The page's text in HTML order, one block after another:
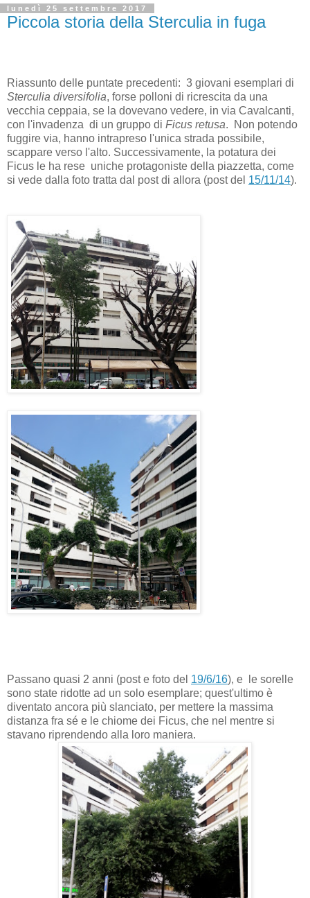
lunedì 25 settembre 2017
Piccola storia della Sterculia in fuga
Riassunto delle puntate precedenti: 3 giovani esemplari di
Sterculia diversifolia, forse polloni di ricrescita da una
vecchia ceppaia, se la dovevano vedere, in via Cavalcanti,
con l'invadenza di un gruppo di Ficus retusa. Non potendo
fuggire via, hanno intrapreso l'unica strada possibile,
scappare verso l'alto. Successivamente, la potatura dei
Ficus le ha rese uniche protagoniste della piazzetta, come
si vede dalla foto tratta dal post di allora (post del 15/11/14).
Passano quasi 2 anni (post e foto del 19/6/16), e le sorelle
sono state ridotte ad un solo esemplare; quest'ultimo è
diventato ancora più slanciato, per mettere la massima
distanza fra sé e le chiome dei Ficus, che nel mentre si
stavano riprendendo alla loro maniera.